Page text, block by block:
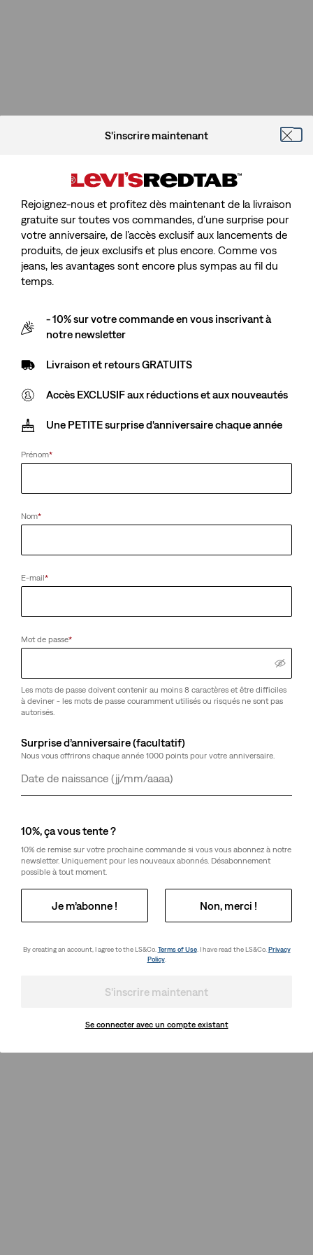
S'inscrire maintenant
Rejoignez-nous et profitez dès maintenant de la livraison
gratuite sur toutes vos commandes, d’une surprise pour
votre anniversaire, de l’accès exclusif aux lancements de
produits, de jeux exclusifs et plus encore. Comme vos
jeans, les avantages sont encore plus sympas au fil du
temps.
- 10% sur votre commande en vous inscrivant à
notre newsletter
Livraison et retours GRATUITS
Accès EXCLUSIF aux réductions et aux nouveautés
Une PETITE surprise d'anniversaire chaque année
Prénom*
Nom*
E-mail*
Mot de passe*
Les mots de passe doivent contenir au moins 8 caractères et être difficiles
à deviner - les mots de passe couramment utilisés ou risqués ne sont pas
autorisés.
Surprise d’anniversaire (facultatif)
Nous vous offrirons chaque année 1000 points pour votre anniversaire.
Jour
Mois
Année
10%, ça vous tente ?
10% de remise sur votre prochaine commande si vous vous abonnez à notre
newsletter. Uniquement pour les nouveaux abonnés. Désabonnement
possible à tout moment.
Je m’abonne ! Non, merci !
By creating an account, I agree to the LS&Co.Terms of Use. I have read the LS&Co. Privacy
Policy.
S'inscrire maintenant
Se connecter avec un compte existant